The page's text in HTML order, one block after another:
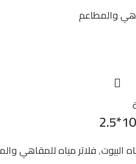
والمطاعم
البيوت,فلاتر مياه للمقاهي